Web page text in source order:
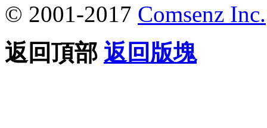
© 2001-2017 Comsenz Inc.
返回頂部 返回版塊